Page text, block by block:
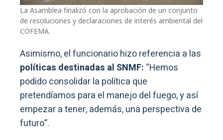
La Asamblea finalizó con la aprobación de un conjunto
de resoluciones y declaraciones de interés ambiental del
COFEMA.
Asimismo, el funcionario hizo referencia a las
políticas destinadas al SNMF: “Hemos
podido consolidar la política que
pretendíamos para el manejo del fuego, y así
empezar a tener, además, una perspectiva de
futuro”.